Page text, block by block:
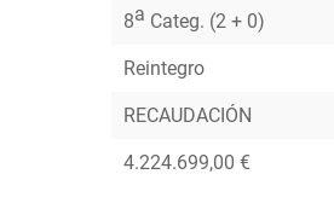
8a Categ. (2 + 0)
Reintegro
RECAUDACIÓN
4.224.699,00 €